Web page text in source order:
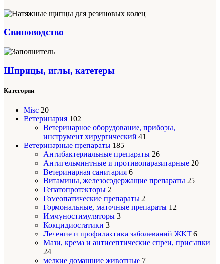
Свиноводство
Шприцы, иглы, катетеры
Категории
Misc 20
Ветеринария 102
Ветеринарное оборудование, приборы,
инструмент хирургический 41
Ветеринарные препараты 185
Антибактериальные препараты 26
Антигельминтные и противопаразитарные 20
Ветеринарная санитария 6
Витамины, железосодержащие препараты 25
Гепатопротекторы 2
Гомеопатические препараты 2
Гормональные, маточные препараты 12
Иммуностимуляторы 3
Кокцидиостатики 3
Лечение и профилактика заболеваний ЖКТ 6
Мази, крема и антисептические спреи, присыпки
24
мелкие домашние животные 7